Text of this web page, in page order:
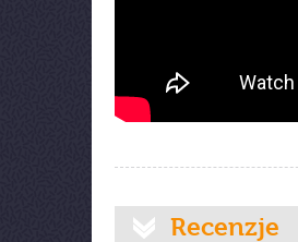
Recenzje